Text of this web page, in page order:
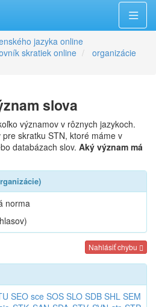
jazyka online
skratiek online
organizácie
slova
významov v rôznych jazykoch.
skratku STN, ktoré máme v
databázach slov. Aký význam má
norma
hlasov)
Nahlásiť chybu
SEO sce SOS SLO SDB SHL SEM